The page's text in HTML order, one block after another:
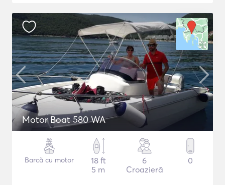
Motor Boat 580 WA
Barcă cu motor
18 ft
5 m
6
Croazieră
0